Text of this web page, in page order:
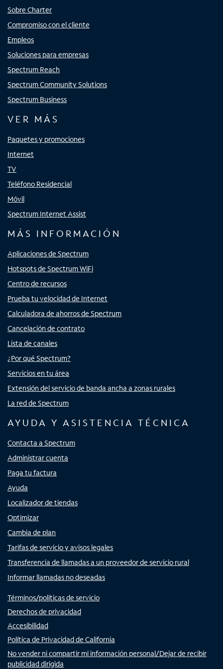
Sobre Charter
Compromiso con el cliente
Empleos
Soluciones para empresas
Spectrum Reach
Spectrum Community Solutions
Spectrum Business
VER MÁS
Paquetes y promociones
Internet
TV
Teléfono Residencial
Móvil
Spectrum Internet Assist
MÁS INFORMACIÓN
Aplicaciones de Spectrum
Hotspots de Spectrum WiFi
Centro de recursos
Prueba tu velocidad de Internet
Calculadora de ahorros de Spectrum
Cancelación de contrato
Lista de canales
¿Por qué Spectrum?
Servicios en tu área
Extensión del servicio de banda ancha a zonas rurales
La red de Spectrum
AYUDA Y ASISTENCIA TÉCNICA
Contacta a Spectrum
Administrar cuenta
Paga tu factura
Ayuda
Localizador de tiendas
Optimizar
Cambia de plan
Tarifas de servicio y avisos legales
Transferencia de llamadas a un proveedor de servicio rural
Informar llamadas no deseadas
Términos/políticas de servicio
Derechos de privacidad
Accesibilidad
Política de Privacidad de California
No vender ni compartir mi información personal/Dejar de recibir
publicidad dirigida